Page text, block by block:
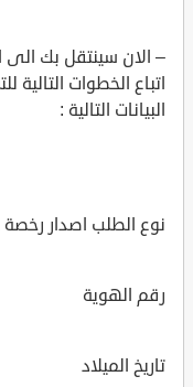
– الان سينتقل بك
اتباع الخطوات
البيانات التالية :
نوع الطلب اصدار
رقم الهوية
تاريخ الميلاد